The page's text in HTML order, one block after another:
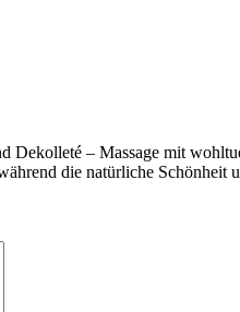
– Massage mit
die natürliche Schönheit